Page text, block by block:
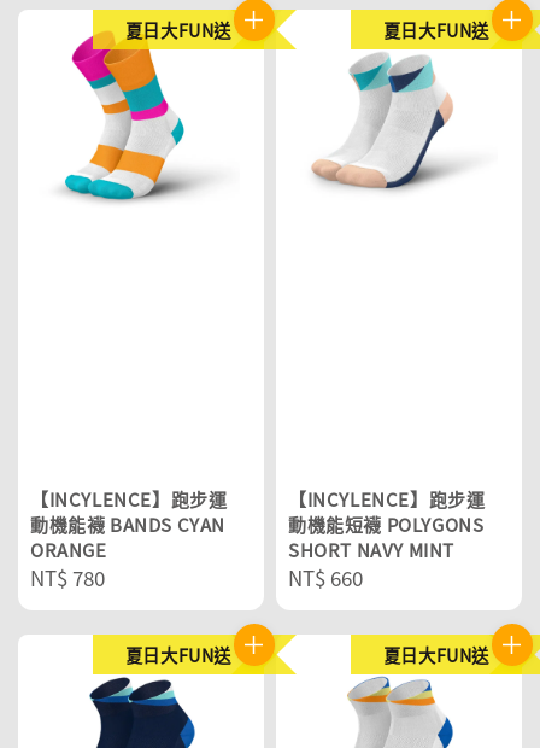
夏日大FUN送
【INCYLENCE】跑步運
動機能襪 BANDS CYAN
ORANGE
Regular
price
NT$ 780
夏日大FUN送
【INCYLENCE】跑步運
動機能短襪 POLYGONS
SHORT NAVY MINT
Regular
price
NT$ 660
夏日大FUN送 夏日大FUN送